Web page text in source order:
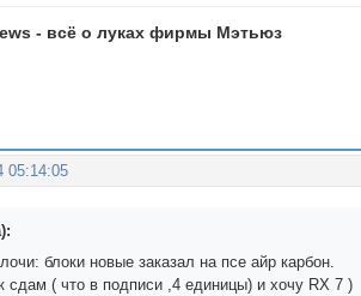
- всё о луках фирмы Мэтьюз
05:14:05
блоки новые заказал на псе айр карбон.
сдам ( что в подписи ,4 единицы) и хочу RX 7 )